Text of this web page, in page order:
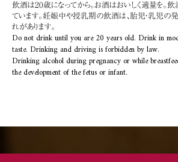
飲酒は20歳になってから。お酒はおいしく適量を。
ています。妊娠中や授乳期の飲酒は、胎児・乳児の
れがあります。
Do not drink until you are 20 years old. Drink in
taste. Drinking and driving is forbidden by law.
Drinking alcohol during pregnancy or while
the development of the fetus or infant.